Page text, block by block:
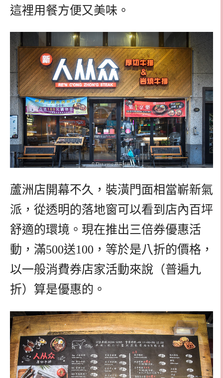
這裡用餐方便又美味。
蘆洲店開幕不久，裝潢門面相當嶄新氣
派，從透明的落地窗可以看到店內百坪
舒適的環境。現在推出三倍券優惠活
動，滿500送100，等於是八折的價格，
以一般消費券店家活動來說（普遍九
折）算是優惠的。